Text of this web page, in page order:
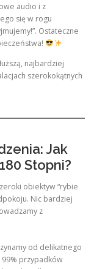
audio i z
się w rogu
Ostateczne
najbardziej
szerokokątnych
Jak
Stopni?
obiektyw “rybie
Nic bardziej
z
od delikatnego
99% przypadków